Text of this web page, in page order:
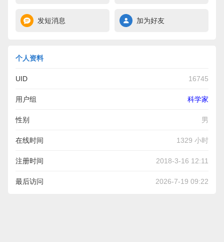
发短消息 加为好友
个人资料
UID 16745
用户组 科学家
性别 男
在线时间 1329 小时
注册时间 2018-3-16 12:11
最后访问 2026-7-19 09:22